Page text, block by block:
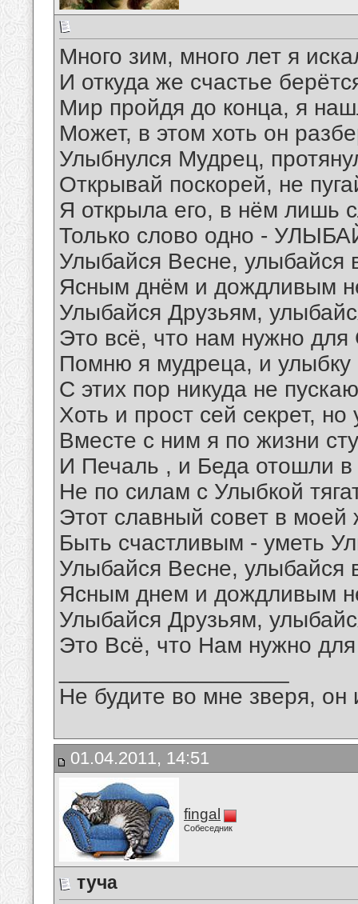
Много зим, много лет я
И откуда же счастье
Мир пройдя до конца, я
Может, в этом хоть он
Улыбнулся Мудрец,
Открывай поскорей, не
Я открыла его, в нём лишь
Только слово одно -
Улыбайся Весне, улыбайся
Ясным днём и дождливым
Улыбайся Друзьям,
Это всё, что нам нужно для
Помню я мудреца, и улыбку
С этих пор никуда не
Хоть и прост сей секрет, но
Вместе с ним я по жизни
И Печаль , и Беда отошли в
Не по силам с Улыбкой
Этот славный совет в моей
Быть счастливым - уметь
Улыбайся Весне, улыбайся
Ясным днем и дождливым
Улыбайся Друзьям,
Это Всё, что Нам нужно
Не будите во мне зверя, он
01.04.2011, 14:51
fingal
Собеседник
туча